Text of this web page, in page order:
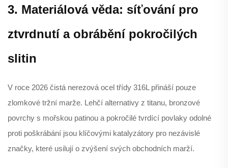
3. Materiálová věda: síťování pro
ztvrdnutí a obrábění pokročilých
slitin
V roce 2026 čistá nerezová ocel třídy 316L přináší pouze
zlomkové tržní marže. Lehčí alternativy z titanu, bronzové
povrchy s mořskou patinou a pokročilé tvrdící povlaky odolné
proti poškrábání jsou klíčovými katalyzátory pro nezávislé
značky, které usilují o zvýšení svých obchodních marží.